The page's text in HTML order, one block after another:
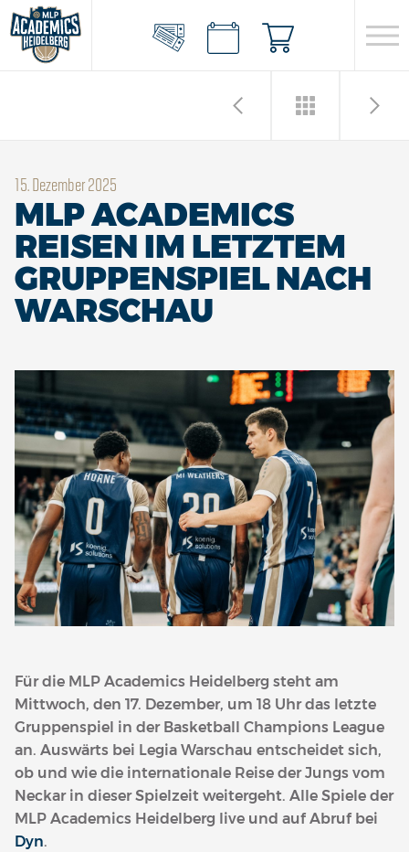
15. Dezember 2025
MLP ACADEMICS
REISEN IM LETZTEM
GRUPPENSPIEL NACH
WARSCHAU
Für die MLP Academics Heidelberg steht am
Mittwoch, den 17. Dezember, um 18 Uhr das letzte
Gruppenspiel in der Basketball Champions League
an. Auswärts bei Legia Warschau entscheidet sich,
ob und wie die internationale Reise der Jungs vom
Neckar in dieser Spielzeit weitergeht. Alle Spiele der
MLP Academics Heidelberg live und auf Abruf bei
Dyn.